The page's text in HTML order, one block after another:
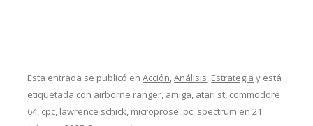
Esta entrada se publicó enAcción,Análisis, Estrategia y está
etiquetada con airborne ranger, amiga, atari st, commodore
64, cpc, lawrence schick, microprose, pc, spectrum en21